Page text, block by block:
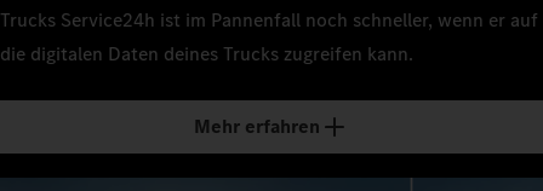
Trucks Service24h ist im Pannenfall noch schneller, wenn er auf
die digitalen Daten deines Trucks zugreifen kann.
Mehr erfahren